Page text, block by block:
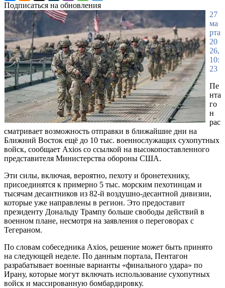
Подписаться на обновления
27
ма
рта
20
26,
10:
23
Пе
нта
го
н
рас
сматривает возможность отправки в ближайшие дни на
Ближний Восток ещё до 10 тыс. военнослужащих сухопутных
войск, сообщает Axios со ссылкой на высокопоставленного
представителя Министерства обороны США.
Эти силы, включая, вероятно, пехоту и бронетехнику,
присоединятся к примерно 5 тыс. морским пехотинцам и
тысячам десантников из 82-й воздушно-десантной дивизии,
которые уже направлены в регион. Это предоставит
президенту Дональду Трампу больше свободы действий в
военном плане, несмотря на заявления о переговорах с
Тегераном.
По словам собеседника Axios, решение может быть принято
на следующей неделе. По данным портала, Пентагон
разрабатывает военные варианты «финального удара» по
Ирану, которые могут включать использование сухопутных
войск и массированную бомбардировку.